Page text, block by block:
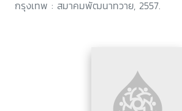
กรุงเทพ : สมาคมพัฒนาทวาย, 2557.